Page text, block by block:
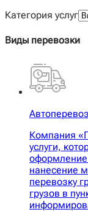
Категория услуг
Виды перевозки
Компания
услуги,
оформление
нанесение
перевозку
грузов в